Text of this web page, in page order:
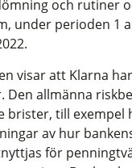
och rutiner
under perioden 1
visar att Klarna
Den allmänna
brister, till exempel
av hur
för